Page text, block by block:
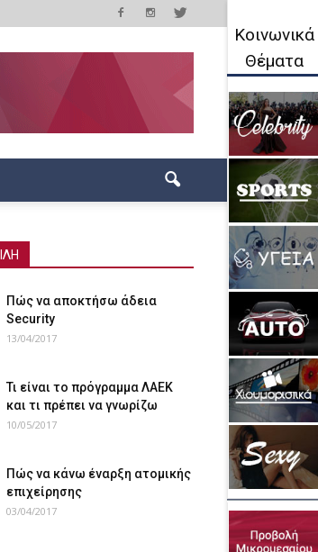
Πώς να αποκτήσω άδεια
Security
13/04/2017
Τι είναι το πρόγραμμα ΛΑΕΚ
και τι πρέπει να γνωρίζω
10/05/2017
Πώς να κάνω έναρξη ατομικής
επιχείρησης
03/04/2017
Κοινωνικά
Θέματα